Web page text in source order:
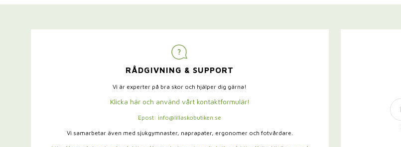
RÅDGIVNING & SUPPORT
Vi är experter på bra skor och hjälper dig gärna!
Klicka här och använd vårt kontaktformulär!
Epost: info@lillaskobutiken.se
Vi samarbetar även med sjukgymnaster, naprapater, ergonomer och fotvårdare.